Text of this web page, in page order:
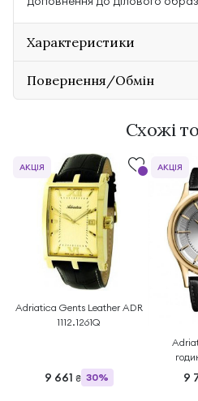
Характеристики
Повернення/Обмін
Схожі
Adriatica Gents Leather ADR
1112.1261Q
9 661 ₴ 30%
АКЦІЯ
9
АКЦІЯ